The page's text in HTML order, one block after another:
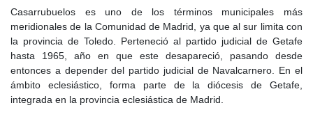
Casarrubuelos es uno de los términos municipales más
meridionales de la Comunidad de Madrid, ya que al sur limita con
la provincia de Toledo. Perteneció al partido judicial de Getafe
hasta 1965, año en que este desapareció, pasando desde
entonces a depender del partido judicial de Navalcarnero. En el
ámbito eclesiástico, forma parte de la diócesis de Getafe,
integrada en la provincia eclesiástica de Madrid.